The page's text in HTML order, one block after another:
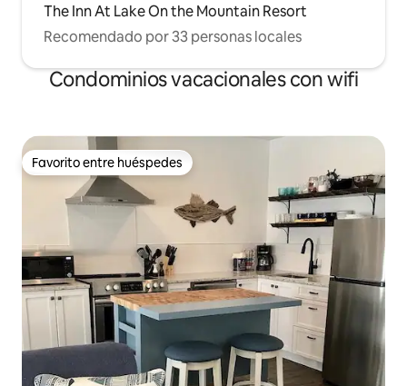
The Inn At Lake On the Mountain Resort
Recomendado por 33 personas locales
Condominios vacacionales con wifi
Favorito entre huéspedes
Favorito entre huéspedes